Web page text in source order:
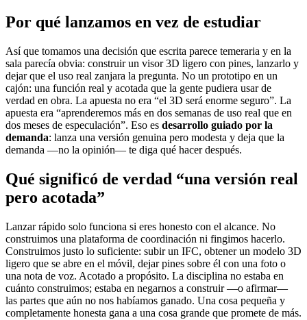
Por qué lanzamos en vez de estudiar
Así que tomamos una decisión que escrita parece temeraria y en la
sala parecía obvia: construir un visor 3D ligero con pines, lanzarlo y
dejar que el uso real zanjara la pregunta. No un prototipo en un
cajón: una función real y acotada que la gente pudiera usar de
verdad en obra. La apuesta no era “el 3D será enorme seguro”. La
apuesta era “aprenderemos más en dos semanas de uso real que en
dos meses de especulación”. Eso es desarrollo guiado por la
demanda: lanza una versión genuina pero modesta y deja que la
demanda —no la opinión— te diga qué hacer después.
Qué significó de verdad “una versión real
pero acotada”
Lanzar rápido solo funciona si eres honesto con el alcance. No
construimos una plataforma de coordinación ni fingimos hacerlo.
Construimos justo lo suficiente: subir un IFC, obtener un modelo 3D
ligero que se abre en el móvil, dejar pines sobre él con una foto o
una nota de voz. Acotado a propósito. La disciplina no estaba en
cuánto construimos; estaba en negarnos a construir —o afirmar—
las partes que aún no nos habíamos ganado. Una cosa pequeña y
completamente honesta gana a una cosa grande que promete de más.